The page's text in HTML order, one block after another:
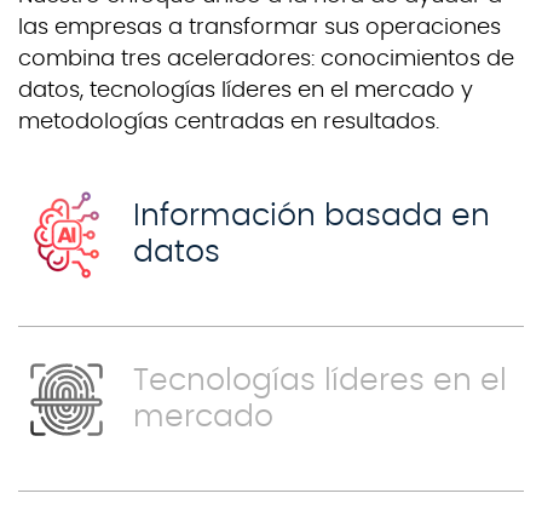
las empresas a transformar sus operaciones
combina tres aceleradores: conocimientos de
datos, tecnologías líderes en el mercado y
metodologías centradas en resultados.
Información basada en
datos
Tecnologías líderes en el
mercado